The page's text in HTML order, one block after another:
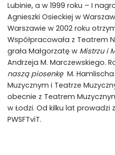
Lubinie, a w 1999 roku – I
Agnieszki Osieckiej w
Warszawie w 2002 roku
Współpracowała z Teatrem
grała Małgorzatę w Mistrzu i
Andrzeja M. Marczewskiego.
naszą piosenkę M.
Muzycznym i Teatrze
obecnie z Teatrem
w Łodzi. Od kilku lat prowadzi
PWSFTviT.